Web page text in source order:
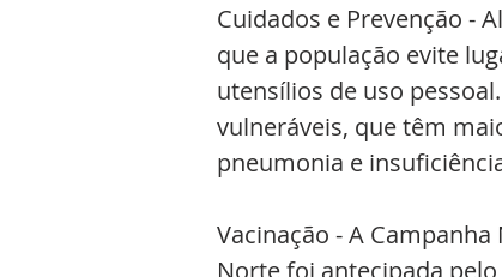
Cuidados e Prevenção -
que a população evite
utensílios de uso
vulneráveis, que têm
pneumonia e
Vacinação - A
Norte foi antecipada